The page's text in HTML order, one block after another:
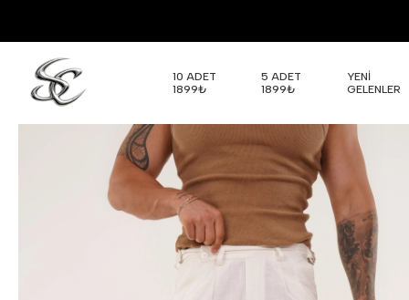
10 ADET
1899₺
5 ADET
1899₺
YENİ
GELENLER